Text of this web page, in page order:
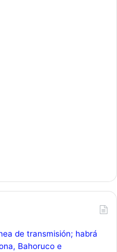
de transmisión; habrá
Bahoruco e